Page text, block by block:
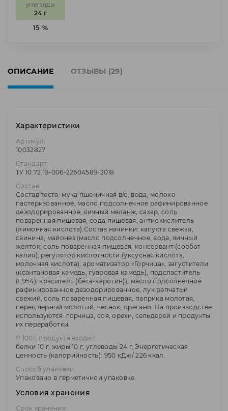
углеводы
24 г
15 %
ОПИСАНИЕ ОТЗЫВЫ (29)
Характеристики
Артикул:
10032827
Стандарт:
ТУ 10.72.19-006-22604589-2018
Состав:
Состав теста: мука пшеничная в/с, вода, молоко
пастеризованное, масло подсолнечное рафинированное
дезодорированное, яичный меланж, сахар, соль
поваренная пищевая, сода пищевая, антиокислитель
(лимонная кислота).Состав начинки: капуста свежая,
свинина, майонез (масло подсолнечное, вода, яичный
желток, соль поваренная пищевая, консервант (сорбат
калия), регулятор кислотности (уксусная кислота,
молочная кислота), ароматизатор «Горчица», загустители
(ксантановая камедь, гуаровая камедь), подсластитель
(Е954), краситель (бета-каротин)), масло подсолнечное
рафинированное дезодорированное, лук репчатый
свежий, соль поваренная пищевая, паприка молотая,
перец черный молотый, чеснок, орегано. На производстве
используются: горчица, соя, орехи, сельдерей и продукты
их переработки.
В 100г. продукта входит:
белки 10 г, жиры 10 г, углеводы 24 г, Энергетическая
ценность (калорийность): 950 кДж/ 226 ккал.
Способ упаковки:
Упаковано в герметичной упаковке.
Условия хранения
Срок хранения: